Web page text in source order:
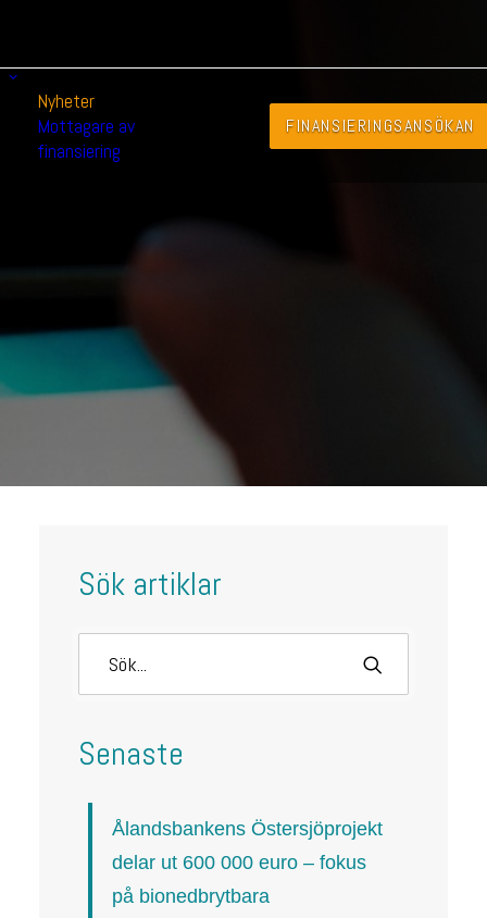
Nyheter
Mottagare av
finansiering
FINANSIERINGS­ANSÖKAN
Sök artiklar
Senaste
Ålandsbankens Östersjöprojekt
delar ut 600 000 euro – fokus
på bionedbrytbara